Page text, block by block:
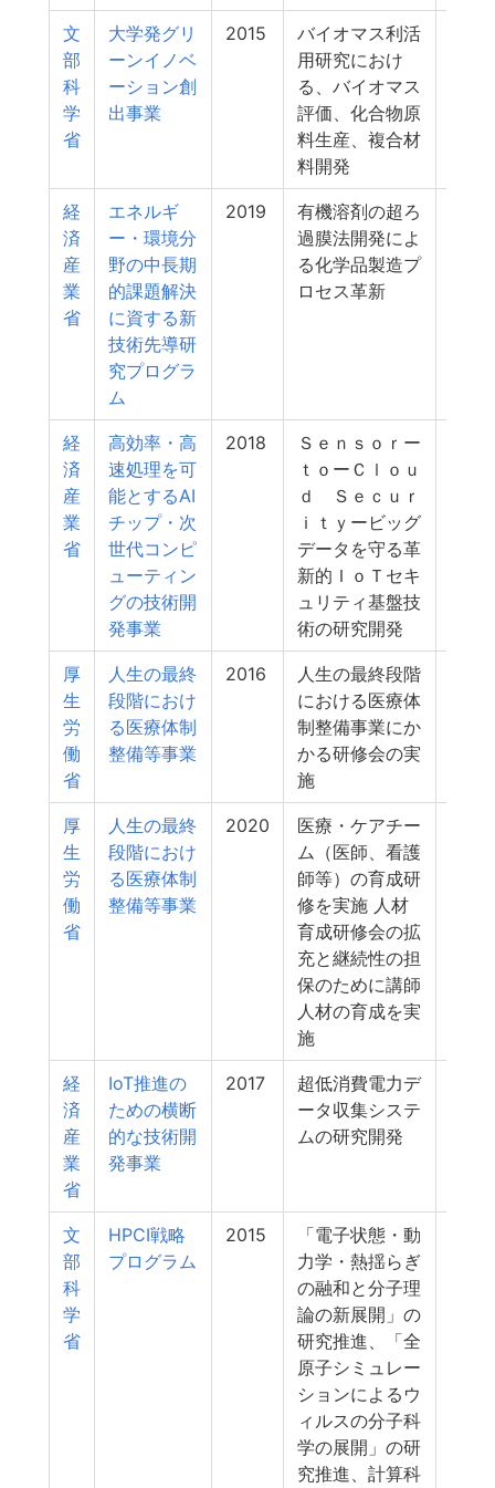
文
部
科
学
省
大学発グリ
ーンイノベ
ーション創
出事業
2015
バイオマス利活
用研究におけ
る、バイオマス
評価、化合物原
料生産、複合材
料開発
経
済
産
業
省
エネルギ
ー・環境分
野の中長期
的課題解決
に資する新
技術先導研
究プログラ
ム
2019
有機溶剤の超ろ
過膜法開発によ
る化学品製造プ
ロセス革新
経
済
産
業
省
高効率・高
速処理を可
能とするAI
チップ・次
世代コンピ
ューティン
グの技術開
発事業
2018
Ｓｅｎｓｏｒー
ｔｏーＣｌｏｕ
ｄ Ｓｅｃｕｒ
ｉｔｙービッグ
データを守る革
新的ＩｏＴセキ
ュリティ基盤技
術の研究開発
厚
生
労
働
省
人生の最終
段階におけ
る医療体制
整備等事業
2016
人生の最終段階
における医療体
制整備事業にか
かる研修会の実
施
厚
生
労
働
省
人生の最終
段階におけ
る医療体制
整備等事業
2020
医療・ケアチー
ム（医師、看護
師等）の育成研
修を実施 人材
育成研修会の拡
充と継続性の担
保のために講師
人材の育成を実
施
経
済
産
業
省
IoT推進の
ための横断
的な技術開
発事業
2017
超低消費電力デ
ータ収集システ
ムの研究開発
文
部
科
学
省
HPCI戦略
プログラム
2015
「電子状態・動
力学・熱揺らぎ
の融和と分子理
論の新展開」の
研究推進、「全
原子シミュレー
ションによるウ
ィルスの分子科
学の展開」の研
究推進、計算科